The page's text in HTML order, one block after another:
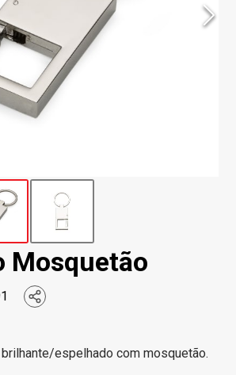
Mosquetão
espelhado com mosquetão.